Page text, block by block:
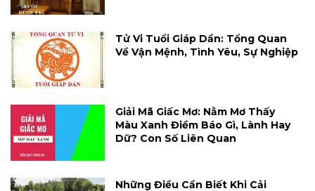
Tử Vi Tuổi Giáp Dần: Tổng Quan
Về Vận Mệnh, Tình Yêu, Sự Nghiệp
Giải Mã Giấc Mơ: Nằm Mơ Thấy
Màu Xanh Điềm Báo Gì, Lành Hay
Dữ? Con Số Liên Quan
Những Điều Cần Biết Khi Cải